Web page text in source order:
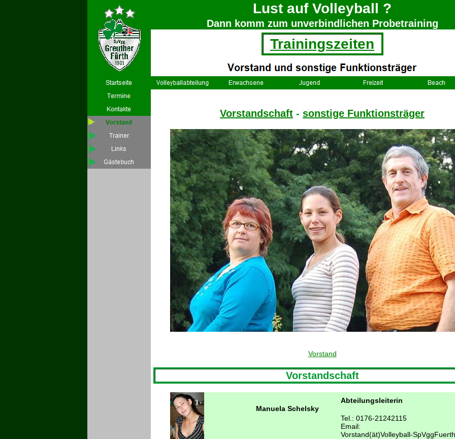
Lust auf Volleyball ?
Dann komm zum unverbindlichen Probetraining
Trainingszeiten
Vorstandschaft - sonstige Funktionsträger
Vorstand
Vorstandschaft
Manuela Schelsky
Abteilungsleiterin
Tel.: 0176-21242115
Email:
Vorstand(ät)Volleyball-